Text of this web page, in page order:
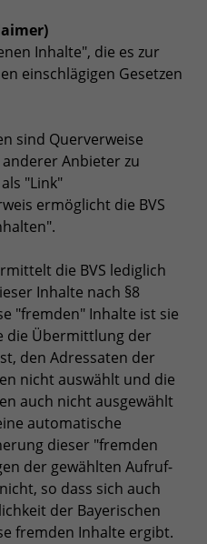
Inhalte", die es zur
einschlägigen Gesetzen
sind Querverweise
Anbieter zu
"Link"
ermöglicht die BVS
die BVS lediglich
Inhalte nach §8
"fremden" Inhalte ist sie
die Übermittlung der
den Adressaten der
nicht auswählt und die
auch nicht ausgewählt
automatische
dieser "fremden
der gewählten Aufruf-
so dass sich auch
der Bayerischen
fremden Inhalte ergibt.